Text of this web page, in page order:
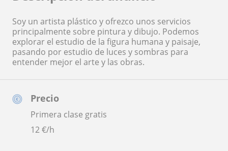
Precio
Primera clase gratis
12€/h
Soy un artista plástico y ofrezco unos servicios
principalmente sobre pintura y dibujo. Podemos
explorar el estudio de la figura humana y paisaje,
pasando por estudio de luces y sombras para
entender mejor el arte y las obras.